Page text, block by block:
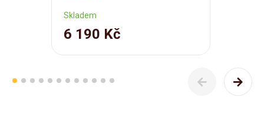
Skladem
6 190 Kč